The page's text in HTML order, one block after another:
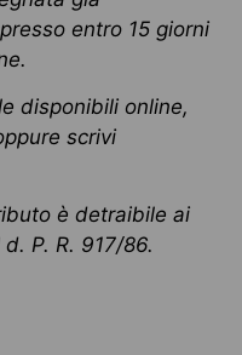
entro 15 giorni
disponibili online,
scrivi
è detraibile ai
P. R. 917/86.